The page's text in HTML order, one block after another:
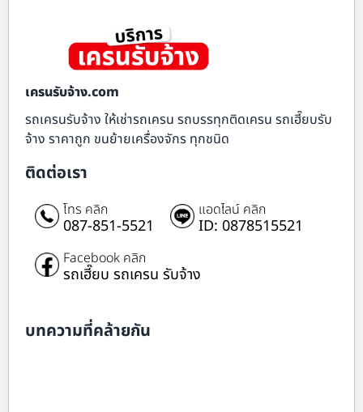
เครนรับจ้าง.com
รถเครนรับจ้าง ให้เช่ารถเครน รถบรรทุกติดเครน รถเฮี๊ยบรับ
จ้าง ราคาถูก ขนย้ายเครื่องจักร ทุกชนิด
ติดต่อเรา
โทร คลิก
087-851-5521
แอดไลน์ คลิก
ID: 0878515521
Facebook คลิก
รถเฮี๊ยบ รถเครน รับจ้าง
บทความที่คล้ายกัน